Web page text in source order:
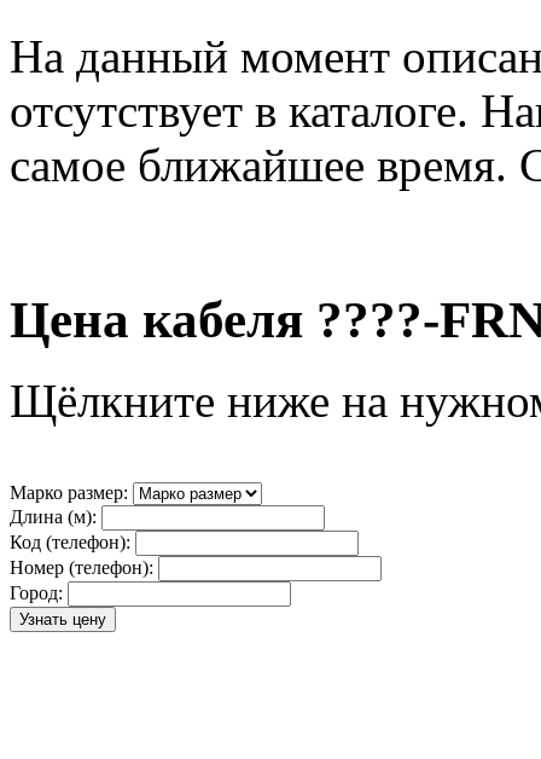
На данный момент
отсутствует в каталоге.
самое ближайшее время.
Цена кабеля ????-
Щёлкните ниже на
Марко размер:
Длина (м):
Код (телефон):
Номер (телефон):
Город: